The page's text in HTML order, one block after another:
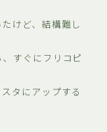
けど、結構難し
、すぐにフリコピ
タにアップする